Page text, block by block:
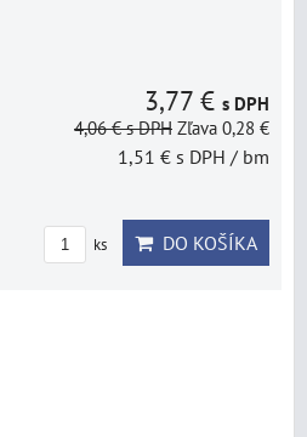
3,77 € s DPH
4,06 €s DPH Zľava 0,28 €
1,51 € s DPH / bm
ks DO KOŠÍKA